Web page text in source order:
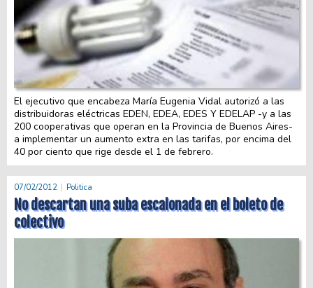
El ejecutivo que encabeza María Eugenia Vidal autorizó a las
distribuidoras eléctricas EDEN, EDEA, EDES Y EDELAP -y a las
200 cooperativas que operan en la Provincia de Buenos Aires-
a implementar un aumento extra en las tarifas, por encima del
40 por ciento que rige desde el 1 de febrero.
07/02/2012 Politica
No descartan una suba escalonada en el boleto de
colectivo